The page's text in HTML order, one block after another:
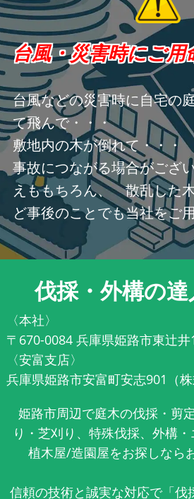
台風・災害時にご
台風などの災害時に自宅の
て飛んで・・・
敷地内の木が倒れて・・・
事故につながる場合がござ
えももちろん、 散乱した
ど事後のことでも当社をご
伐採・外構の
〈本社〉
〒670-0084 兵庫県姫路市東辻
〈安富支店〉
兵庫県姫路市安富町安志901（株
姫路市周辺で庭木の伐採・剪
り・芝刈り、特殊伐採、外構
植木屋/造園屋をお探しなら
信頼の技術と誠実な対応で「伐